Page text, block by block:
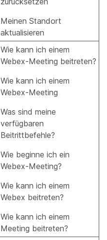
Meinen Standort
aktualisieren
Wie kann ich einem
Webex-Meeting beitreten?
Wie kann ich einem
Webex-Meeting
Was sind meine
verfügbaren
Beitrittbefehle?
Wie beginne ich ein
Webex-Meeting?
Wie kann ich einem
Webex beitreten?
Wie kann ich einem
Meeting beitreten?